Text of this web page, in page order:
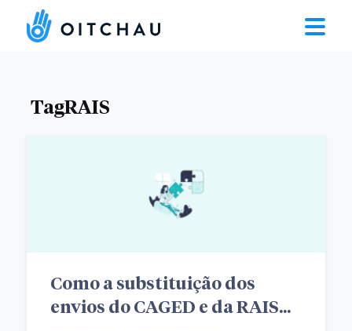
TagRAIS
Como a substituição dos
envios do CAGED e da RAIS...